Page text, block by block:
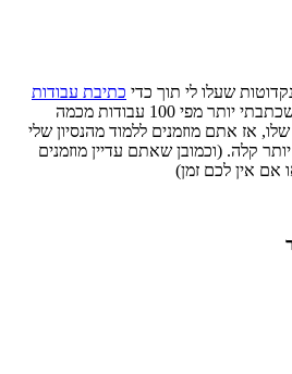
שעלו לי תוך כדי כתיבת עבודות
לסטודנטים. כנראה שכתבתי יותר מפי 100 עבודות מכמה
אז אתם מוזמנים ללמוד מהנסיון שלי
קלה. (וכמובן שאתם עדיין מוזמנים
אין לכם זמן)